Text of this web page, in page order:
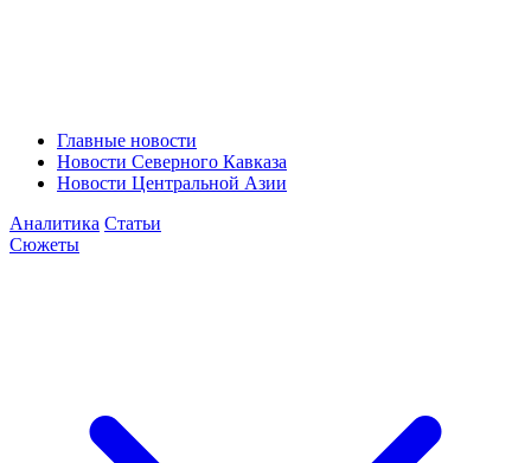
Главные новости
Новости Северного Кавказа
Новости Центральной Азии
Аналитика Статьи
Сюжеты